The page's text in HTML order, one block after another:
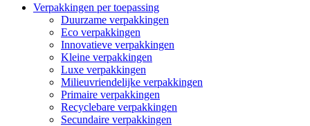
Verpakkingen per toepassing
Duurzame verpakkingen
Eco verpakkingen
Innovatieve verpakkingen
Kleine verpakkingen
Luxe verpakkingen
Milieuvriendelijke verpakkingen
Primaire verpakkingen
Recyclebare verpakkingen
Secundaire verpakkingen